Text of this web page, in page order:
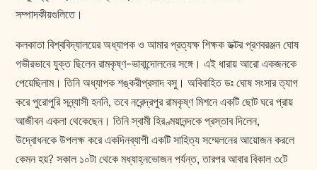
সম্পাদকীয়গুলিতে।
কলকাতা বিশ্ববিদ্যালয়ের অধ্যাপক ও আমার প্রত্যক্ষ শিক্ষক ডক্টর প্রণবরঞ্জন ঘোষ
গভীরভাবে যুক্ত ছিলেন রামকৃষ্ণ-ভাবান্দোলনের সঙ্গে। এই ধারায় আরো একজনকে
পেয়েছিলাম। তিনি অধ্যাপক শঙ্করীপ্রসাদ বসু। অবিবাহিত ডঃ ঘোষ সংসার ত্যাগ
করে পুরোপুরি সন্ন্যাসী হননি, তবে নরেন্দ্রপুর রামকৃষ্ণ মিশনে একটি ছোট ঘরে প্রায়
আজীবন একলা থেকেছেন। তিনি স্বামী হিরণ্ময়ানন্দকে প্রস্তাব দিলেন,
উদ্বোধনকে উপলক্ষ করে একদিনব্যাপী একটি সাহিত্য সম্মেলনের আয়োজন করলে
কেমন হয়? সকাল ১০টা থেকে মধ্যাহ্নভোজন পর্যন্ত, তারপর আবার বিকাল ৩টে